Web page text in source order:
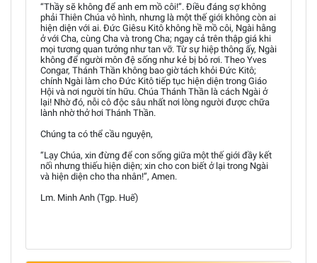
“Thầy sẽ không để anh em mồ côi!”. Điều đáng sợ không
phải Thiên Chúa vô hình, nhưng là một thế giới không còn ai
hiện diện với ai. Đức Giêsu Kitô không hề mồ côi, Ngài hằng
ở với Cha, cùng Cha và trong Cha; ngay cả trên thập giá khi
mọi tương quan tưởng như tan vỡ. Từ sự hiệp thông ấy, Ngài
không để người môn đệ sống như kẻ bị bỏ rơi. Theo Yves
Congar, Thánh Thần không bao giờ tách khỏi Đức Kitô;
chính Ngài làm cho Đức Kitô tiếp tục hiện diện trong Giáo
Hội và nơi người tín hữu. Chúa Thánh Thần là cách Ngài ở
lại! Nhờ đó, nỗi cô độc sâu nhất nơi lòng người được chữa
lành nhờ thở hơi Thánh Thần.
Chúng ta có thể cầu nguyện,
“Lạy Chúa, xin đừng để con sống giữa một thế giới đầy kết
nối nhưng thiếu hiện diện; xin cho con biết ở lại trong Ngài
và hiện diện cho tha nhân!”, Amen.
Lm. Minh Anh (Tgp. Huế)